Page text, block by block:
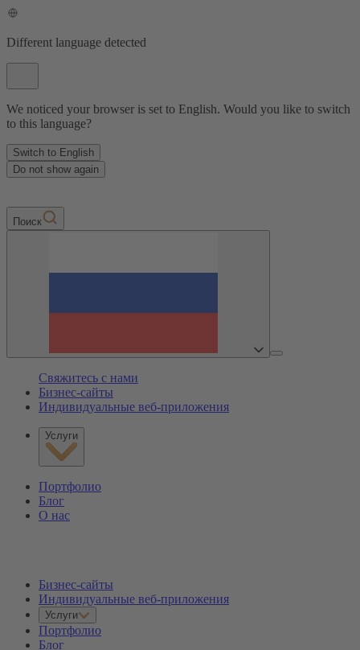
Different language detected
We noticed your browser is set to English. Would you like to switch
to this language?
Switch to English
Do not show again
Пoиск
Свяжитесь с нами
Бизнес-сайты
Индивидуальные веб-приложения
Услуги
Портфолио
Блог
О нас
Бизнес-сайты
Индивидуальные веб-приложения
Услуги
Портфолио
Блог